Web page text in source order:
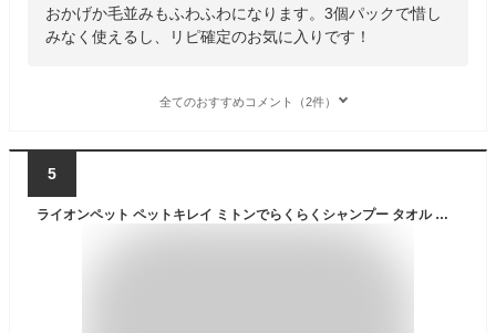
おかげか毛並みもふわふわになります。3個パックで惜し
みなく使えるし、リピ確定のお気に入りです！
全てのおすすめコメント（2件）
5
ライオンペット ペットキレイ ミトンでらくらくシャンプー タオル 猫用 15枚 [ペット ふきとりタオル ボディタオル ねこ ネコ 厚手シート]